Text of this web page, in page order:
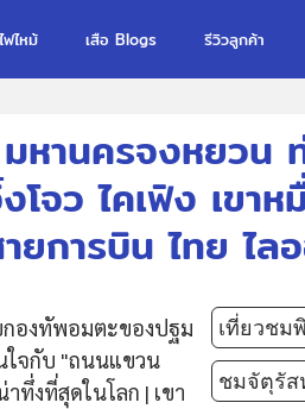
ฟไหม้ เสือ Blogs รีวิวลูกค้า
หานครจงหยวน
จว ไคเฟิง เขา
การบิน ไทย ไล
องทัพอมตะของปฐม
ใจกับ "ถนนแขวน
ทึ่งที่สุดในโลก | เขา
เที่ยวช
ชมจัตุรัส